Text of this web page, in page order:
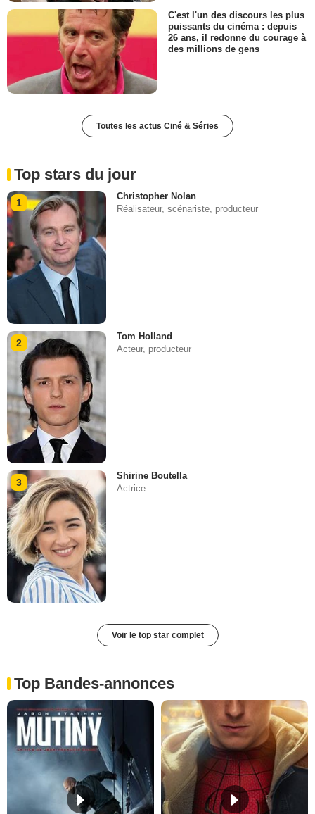
C'est l'un des discours les plus
puissants du cinéma : depuis
26 ans, il redonne du courage à
des millions de gens
Toutes les actus Ciné & Séries
Top stars du jour
1
Christopher Nolan
Réalisateur, scénariste, producteur
2
Tom Holland
Acteur, producteur
3
Shirine Boutella
Actrice
Voir le top star complet
Top Bandes-annonces